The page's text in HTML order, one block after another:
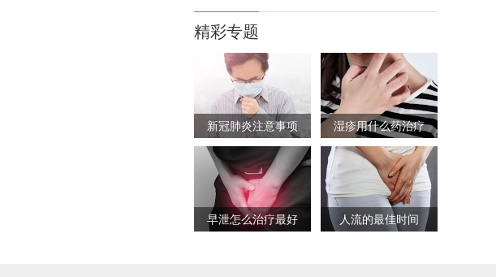
精彩专题
新冠肺炎注意事项 湿疹用什么药治疗
早泄怎么治疗最好 人流的最佳时间